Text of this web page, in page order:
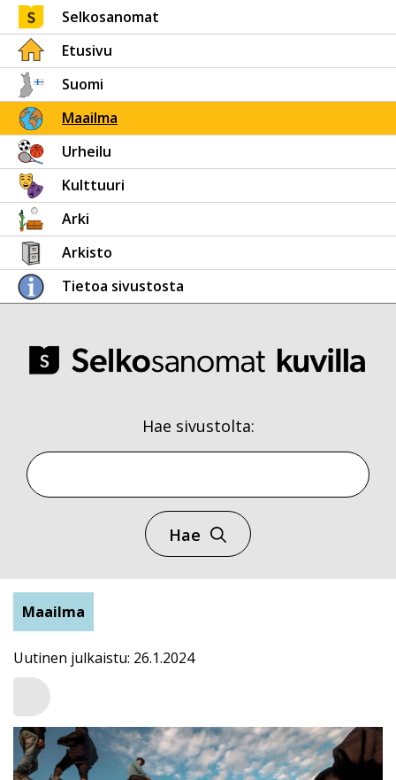
Selkosanomat
Etusivu
Suomi
Maailma
Urheilu
Kulttuuri
Arki
Arkisto
Tietoa sivustosta
Hae sivustolta:
Hae
Maailma
Uutinen julkaistu: 26.1.2024